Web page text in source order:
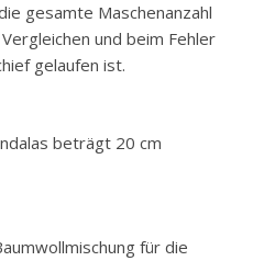
gesamte Maschenanzahl
und beim Fehler
gelaufen ist.
beträgt 20 cm
für die